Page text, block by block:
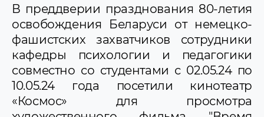
В преддверии празднования 80-летия
освобождения Беларуси от немецко-
фашистских захватчиков сотрудники
кафедры психологии и педагогики
совместно со студентами с 02.05.24 по
10.05.24 года посетили кинотеатр
«Космос» для просмотра